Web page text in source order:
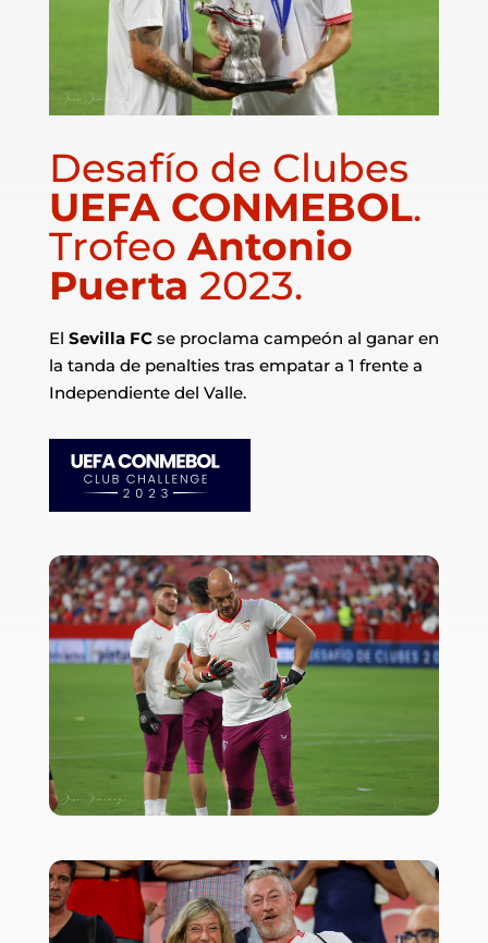
Desafío de Clubes
UEFA CONMEBOL.
TrofeoAntonio
Puerta 2023.
El Sevilla FCse proclama campeón al ganar en
la tanda de penalties tras empatar a 1 frente a
Independiente del Valle.